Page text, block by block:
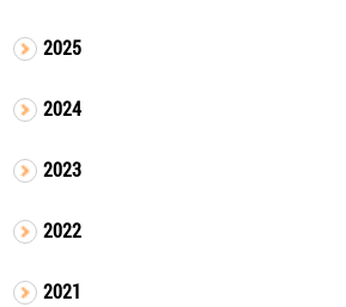
2025
2024
2023
2022
2021